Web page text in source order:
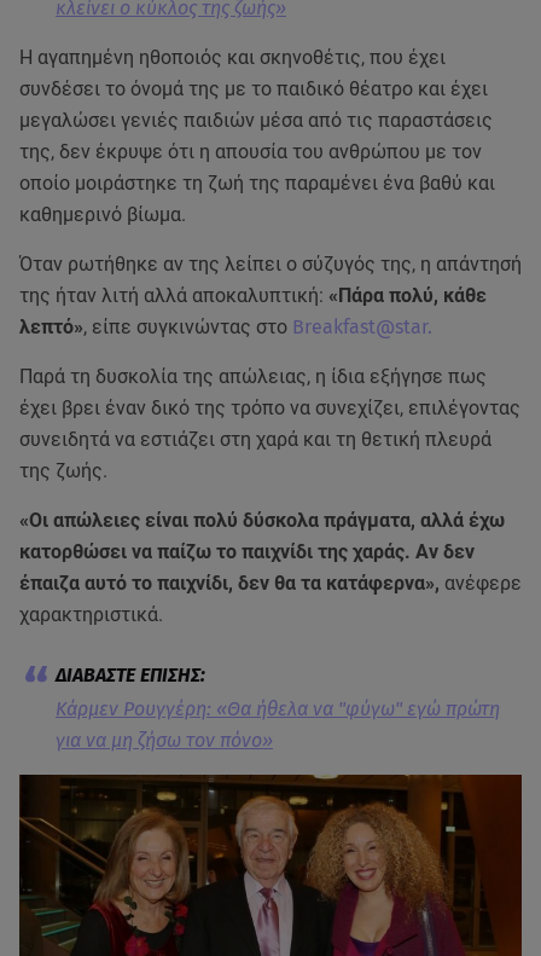
κλείνει ο κύκλος της ζωής»
Η αγαπημένη ηθοποιός και σκηνοθέτις, που έχει
συνδέσει το όνομά της με το παιδικό θέατρο και έχει
μεγαλώσει γενιές παιδιών μέσα από τις παραστάσεις
της, δεν έκρυψε ότι η απουσία του ανθρώπου με τον
οποίο μοιράστηκε τη ζωή της παραμένει ένα βαθύ και
καθημερινό βίωμα.
Όταν ρωτήθηκε αν της λείπει ο σύζυγός της, η απάντησή
της ήταν λιτή αλλά αποκαλυπτική: «Πάρα πολύ, κάθε
λεπτό», είπε συγκινώντας στο Breakfast@star.
Παρά τη δυσκολία της απώλειας, η ίδια εξήγησε πως
έχει βρει έναν δικό της τρόπο να συνεχίζει, επιλέγοντας
συνειδητά να εστιάζει στη χαρά και τη θετική πλευρά
της ζωής.
«Οι απώλειες είναι πολύ δύσκολα πράγματα, αλλά έχω
κατορθώσει να παίζω το παιχνίδι της χαράς. Αν δεν
έπαιζα αυτό το παιχνίδι, δεν θα τα κατάφερνα», ανέφερε
χαρακτηριστικά.
Κάρμεν Ρουγγέρη: «Θα ήθελα να "φύγω" εγώ πρώτη
για να μη ζήσω τον πόνο»